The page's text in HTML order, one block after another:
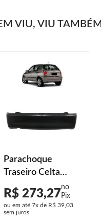
VIU, VIU TAMBÉM
Parachoque
Traseiro Celta
2007 2008 2009
2010 2011 2012
2013 2014 2015
R$ 273,27
ou em até 7x de R$ 39,03
sem juros